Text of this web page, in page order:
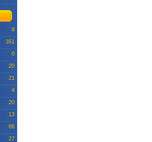
8
351
0
20
21
4
20
13
86
27